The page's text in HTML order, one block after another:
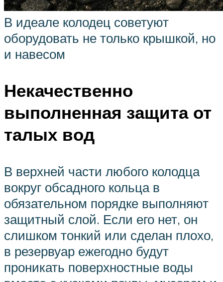
В идеале колодец советуют
оборудовать не только крышкой, но
и навесом
Некачественно
выполненная защита от
талых вод
В верхней части любого колодца
вокруг обсадного кольца в
обязательном порядке выполняют
защитный слой. Если его нет, он
слишком тонкий или сделан плохо,
в резервуар ежегодно будут
проникать поверхностные воды